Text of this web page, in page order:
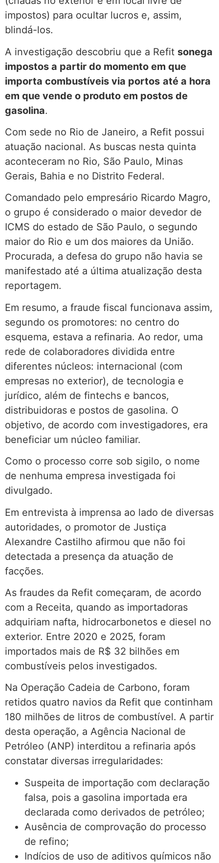
impostos) para ocultar lucros e, assim,
blindá-los.
A investigação descobriu que a Refit sonega
impostos a partir do momento em que
importa combustíveis via portos até a hora
em que vende o produto em postos de
gasolina.
Com sede no Rio de Janeiro, a Refit possui
atuação nacional. As buscas nesta quinta
aconteceram no Rio, São Paulo, Minas
Gerais, Bahia e no Distrito Federal.
Comandado pelo empresário Ricardo Magro,
o grupo é considerado o maior devedor de
ICMS do estado de São Paulo, o segundo
maior do Rio e um dos maiores da União.
Procurada, a defesa do grupo não havia se
manifestado até a última atualização desta
reportagem.
Em resumo, a fraude fiscal funcionava assim,
segundo os promotores: no centro do
esquema, estava a refinaria. Ao redor, uma
rede de colaboradores dividida entre
diferentes núcleos: internacional (com
empresas no exterior), de tecnologia e
jurídico, além de fintechs e bancos,
distribuidoras e postos de gasolina. O
objetivo, de acordo com investigadores, era
beneficiar um núcleo familiar.
Como o processo corre sob sigilo, o nome
de nenhuma empresa investigada foi
divulgado.
Em entrevista à imprensa ao lado de diversas
autoridades, o promotor de Justiça
Alexandre Castilho afirmou que não foi
detectada a presença da atuação de
facções.
As fraudes da Refit começaram, de acordo
com a Receita, quando as importadoras
adquiriam nafta, hidrocarbonetos e diesel no
exterior. Entre 2020 e 2025, foram
importados mais de R$ 32 bilhões em
combustíveis pelos investigados.
Na Operação Cadeia de Carbono, foram
retidos quatro navios da Refit que continham
180 milhões de litros de combustível. A partir
desta operação, a Agência Nacional de
Petróleo (ANP) interditou a refinaria após
constatar diversas irregularidades:
Suspeita de importação com declaração
falsa, pois a gasolina importada era
declarada como derivados de petróleo;
Ausência de comprovação do processo
de refino;
Indícios de uso de aditivos químicos não